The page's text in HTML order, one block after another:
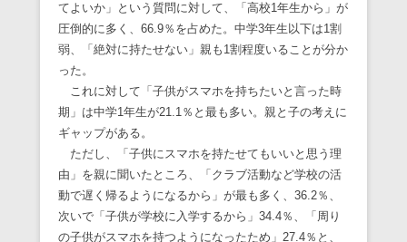
てよいか」という質問に対して、「高校1年生から」が
圧倒的に多く、66.9％を占めた。中学3年生以下は1割
弱、「絶対に持たせない」親も1割程度いることが分か
った。
これに対して「子供がスマホを持ちたいと言った時
期」は中学1年生が21.1％と最も多い。親と子の考えに
ギャップがある。
ただし、「子供にスマホを持たせてもいいと思う理
由」を親に聞いたところ、「クラブ活動など学校の活
動で遅く帰るようになるから」が最も多く、36.2％、
次いで「子供が学校に入学するから」34.4％、「周り
の子供がスマホを持つようになったため」27.4％と、